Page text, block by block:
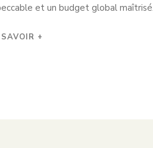
et un budget global maîtrisé.
+